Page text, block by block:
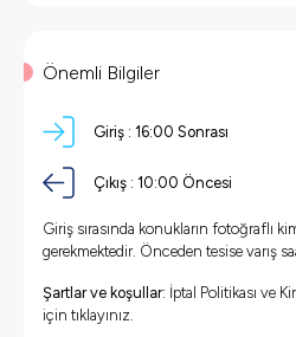
Önemli Bilgiler
Giriş : 16:00 Sonrası
Çıkış : 10:00 Öncesi
Giriş sırasında konukların fotoğraflı
gerekmektedir. Önceden tesise varış
Şartlar ve koşullar: İptal Politikası ve
için tıklayınız.